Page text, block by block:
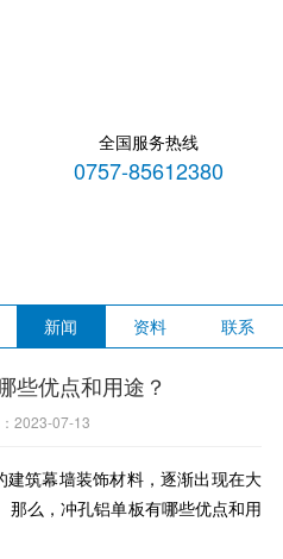
全国服务热线
0757-85612380
新闻 资料 联系
些优点和用途？
2023-07-13
筑幕墙装饰材料，逐渐出现在大
那么，冲孔铝单板有哪些优点和用